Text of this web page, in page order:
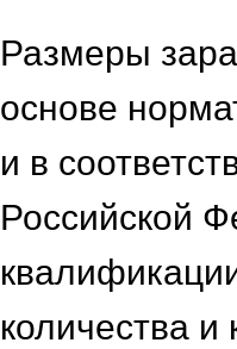
Размеры
основе
и в
Российской
количества и